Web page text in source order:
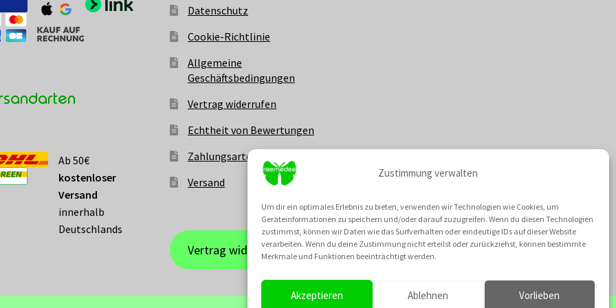
Zustimmung verwalten
Um dir ein optimales Erlebnis zu bieten, verwenden wir Technologien wie Cookies, um
Geräteinformationen zu speichern und/oder darauf zuzugreifen. Wenn du diesen Technologien
zustimmst, können wir Daten wie das Surfverhalten oder eindeutige IDs auf dieser Website
verarbeiten. Wenn du deine Zustimmung nicht erteilst oder zurückziehst, können bestimmte
Merkmale und Funktionen beeinträchtigt werden.
Akzeptieren Ablehnen Vorlieben
Ab 50€
kostenloser
Versand
innerhalb
Deutschlands
Datenschutz
Cookie-Richtlinie
Allgemeine
Geschäftsbedingungen
Vertrag widerrufen
Echtheit von Bewertungen
Zahlungsarten
Versand
Vertrag widerrufen